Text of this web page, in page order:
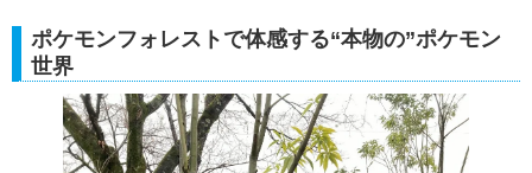
ポケモンフォレストで体感する“本物の”ポケモン
世界